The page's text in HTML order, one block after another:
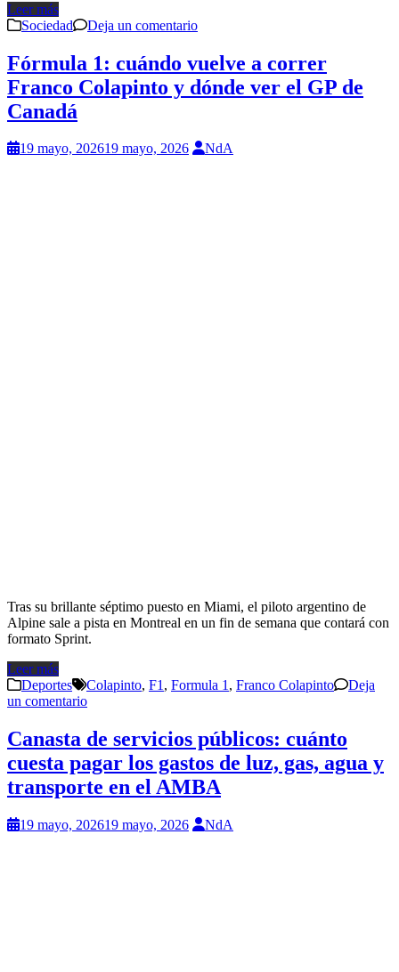
Leer más
Sociedad
Deja un comentario
Fórmula 1: cuándo vuelve a correr
Franco Colapinto y dónde ver el GP de
Canadá
19 mayo, 202619 mayo, 2026 NdA
Tras su brillante séptimo puesto en Miami, el piloto argentino de
Alpine sale a pista en Montreal en un fin de semana que contará con
formato Sprint.
Leer más
Deportes
Colapinto, F1, Formula 1, Franco Colapinto
Deja
un comentario
Canasta de servicios públicos: cuánto
cuesta pagar los gastos de luz, gas, agua y
transporte en el AMBA
19 mayo, 202619 mayo, 2026 NdA